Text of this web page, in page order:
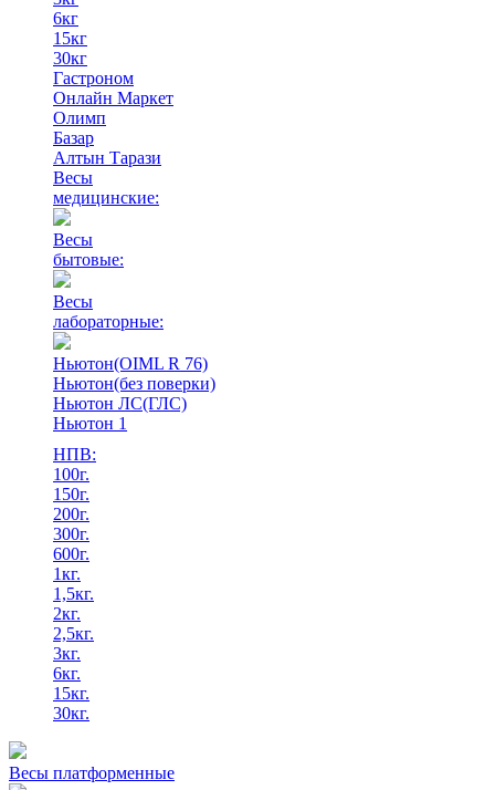
6кг
15кг
30кг
Гастроном
Онлайн Маркет
Олимп
Базар
Алтын Тарази
Весы
медицинские:
Весы
бытовые:
Весы
лабораторные:
Ньютон(OIML R 76)
Ньютон(без поверки)
Ньютон ЛС(ГЛС)
Ньютон 1
НПВ:
100г.
150г.
200г.
300г.
600г.
1кг.
1,5кг.
2кг.
2,5кг.
3кг.
6кг.
15кг.
30кг.
Весы платформенные